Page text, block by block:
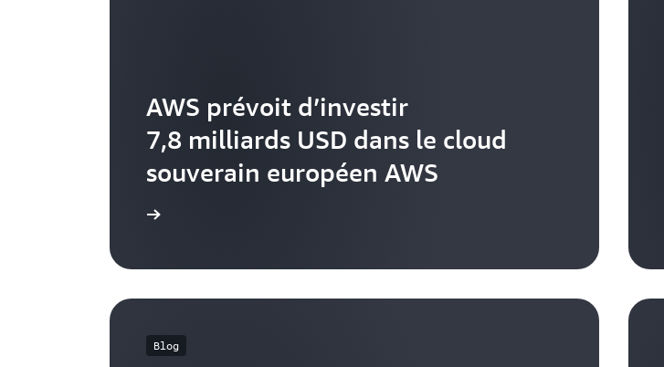
AWS prévoit d’investir
7,8 milliards USD dans le cloud
souverain européen AWS
Blog